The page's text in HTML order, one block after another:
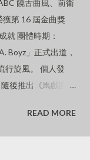
饒舌曲風、前衛
第 16 屆金曲獎
就 團體時期：
Boyz」正式出道，
行旋風。 個人發
後推出《馬戲團猴
宏等強敵，奪得金
升職記》並演唱主
READ MORE